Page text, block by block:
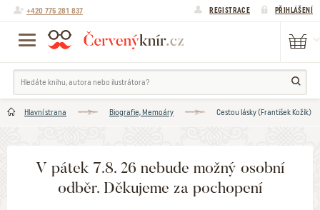
+420 775 281 837 REGISTRACE PŘIHLÁŠENÍ
Hlavní strana Biografie, Memoáry Cestou lásky (František Kožík)
V pátek 7.8. 26 nebude možný osobní
odběr. Děkujeme za pochopení